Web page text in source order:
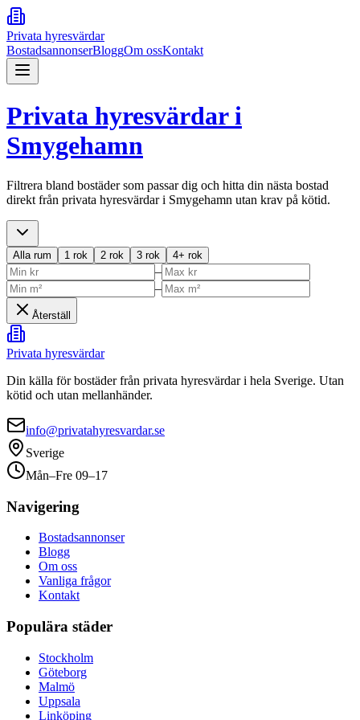
Privata hyresvärdar
BostadsannonserBloggOm ossKontakt
Privata hyresvärdar i
Smygehamn
Filtrera bland bostäder som passar dig och hitta din nästa bostad
direkt från privata hyresvärdar i Smygehamn utan krav på kötid.
Alla rum 1 rok 2 rok 3 rok 4+ rok
–
–
Återställ
Privata hyresvärdar
Din källa för bostäder från privata hyresvärdar i hela Sverige. Utan
kötid och utan mellanhänder.
info@privatahyresvardar.se
Sverige
Mån–Fre 09–17
Navigering
Bostadsannonser
Blogg
Om oss
Vanliga frågor
Kontakt
Populära städer
Stockholm
Göteborg
Malmö
Uppsala
Linköping